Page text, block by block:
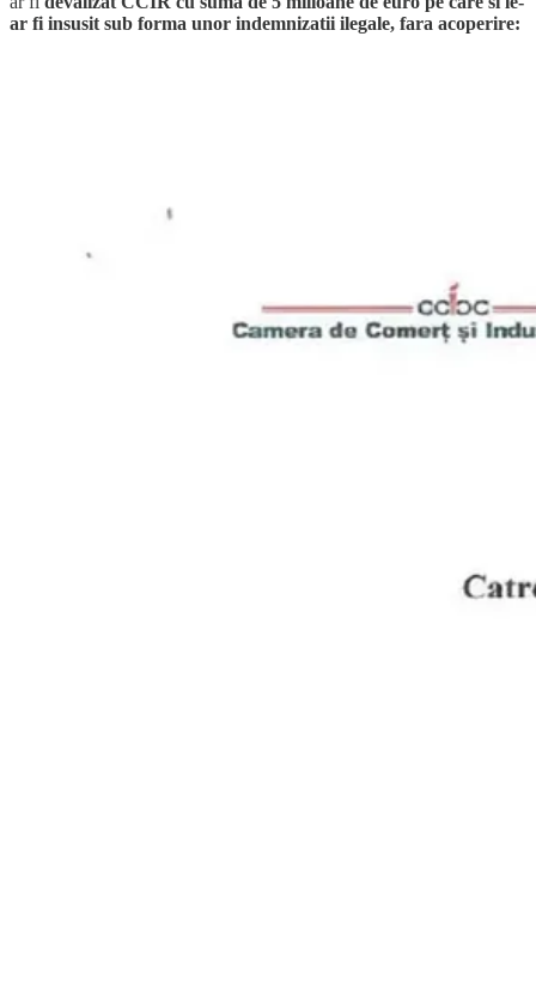
ar fi insusit sub forma unor indemnizatii ilegale, fara acoperire: